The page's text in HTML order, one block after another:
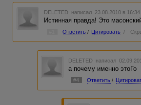
DELETED написал 23.08.2010 в 16:34
Истинная правда! Это
Ответить / Цитировать /
DELETED написал
а почему именно этоГо
#4 Ответить /